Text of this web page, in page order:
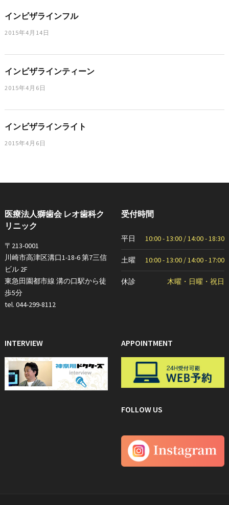
インビザラインフル
2015年4月14日
インビザラインティーン
2015年4月6日
インビザラインライト
2015年4月6日
医療法人獅歯会 レオ歯科ク
リニック
〒213-0001
川崎市高津区溝口1-18-6 第7三信
ビル 2F
東急田園都市線 溝の口駅から徒
歩5分
tel. 044-299-8112
受付時間
平日 10:00 - 13:00 / 14:00 - 18:30
土曜 10:00 - 13:00 / 14:00 - 17:00
休診 木曜・日曜・祝日
INTERVIEW APPOINTMENT
FOLLOW US